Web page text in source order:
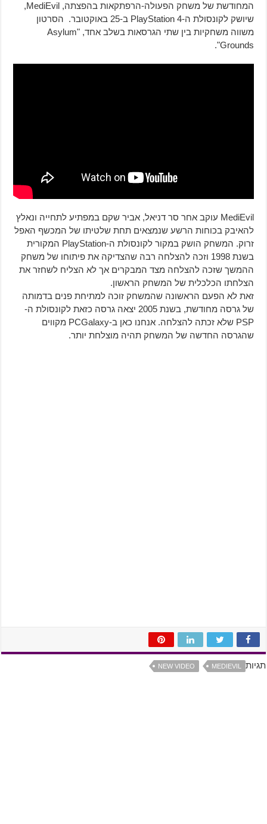
המחודשת של משחק הפעולה-הרפתקאות בהפצתה, MediEvil,
שיושק לקונסולת ה-PlayStation 4 ב-25 באוקטובר. הסרטון
משווה משחקיות בין שתי הגרסאות בשלב אחד, "Asylum
Grounds".
MediEvil עוקב אחר סר דניאל, אביר שקם במפתיע לתחייה ונאלץ
להאיבק בכוחות הרשע שנמצאים תחת שלטיתו של המכשף האפל
זרוק. המשחק הושק במקור לקונסולת ה-PlayStation המקורית
בשנת 1998 וזכה להצלחה רבה שהצדיקה את פיתוחו של משחק
ההמשך שזכה להצלחה מצד המבקרים אך לא הצליח לשחזר את
הצלחתו הכלכלית של המשחק הראשון.
זאת לא הפעם הראשונה שהמשחק זוכה למתיחת פנים בדמותה
של גרסה מחודשת, בשנת 2005 יצאה גרסה כזאת לקונסולת ה-
PSP שלא זכתה להצלחה. אנחנו כאן ב-PCGalaxy מקווים
שהגרסה החדשה של המשחק תהיה מוצלחת יותר.
תגיות MEDIEVIL
NEW VIDEO